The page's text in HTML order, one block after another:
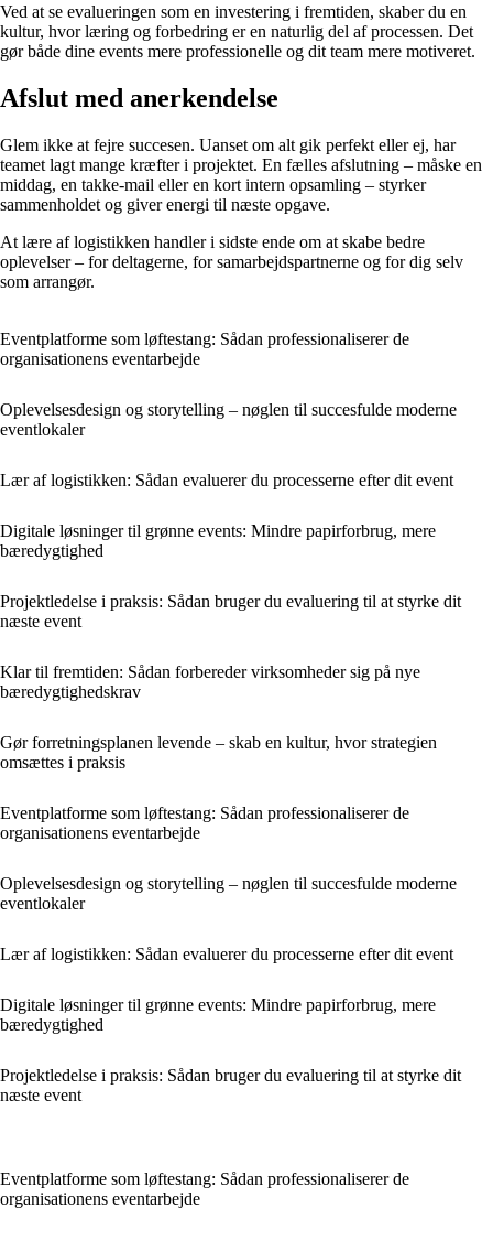
Ved at se evalueringen som en investering i fremtiden, skaber du en
kultur, hvor læring og forbedring er en naturlig del af processen. Det
gør både dine events mere professionelle og dit team mere motiveret.
Afslut med anerkendelse
Glem ikke at fejre succesen. Uanset om alt gik perfekt eller ej, har
teamet lagt mange kræfter i projektet. En fælles afslutning – måske en
middag, en takke-mail eller en kort intern opsamling – styrker
sammenholdet og giver energi til næste opgave.
At lære af logistikken handler i sidste ende om at skabe bedre
oplevelser – for deltagerne, for samarbejdspartnerne og for dig selv
som arrangør.
Eventplatforme som løftestang: Sådan professionaliserer de
organisationens eventarbejde
Oplevelsesdesign og storytelling – nøglen til succesfulde moderne
eventlokaler
Lær af logistikken: Sådan evaluerer du processerne efter dit event
Digitale løsninger til grønne events: Mindre papirforbrug, mere
bæredygtighed
Projektledelse i praksis: Sådan bruger du evaluering til at styrke dit
næste event
Klar til fremtiden: Sådan forbereder virksomheder sig på nye
bæredygtighedskrav
Gør forretningsplanen levende – skab en kultur, hvor strategien
omsættes i praksis
Eventplatforme som løftestang: Sådan professionaliserer de
organisationens eventarbejde
Oplevelsesdesign og storytelling – nøglen til succesfulde moderne
eventlokaler
Lær af logistikken: Sådan evaluerer du processerne efter dit event
Digitale løsninger til grønne events: Mindre papirforbrug, mere
bæredygtighed
Projektledelse i praksis: Sådan bruger du evaluering til at styrke dit
næste event
Eventplatforme som løftestang: Sådan professionaliserer de
organisationens eventarbejde